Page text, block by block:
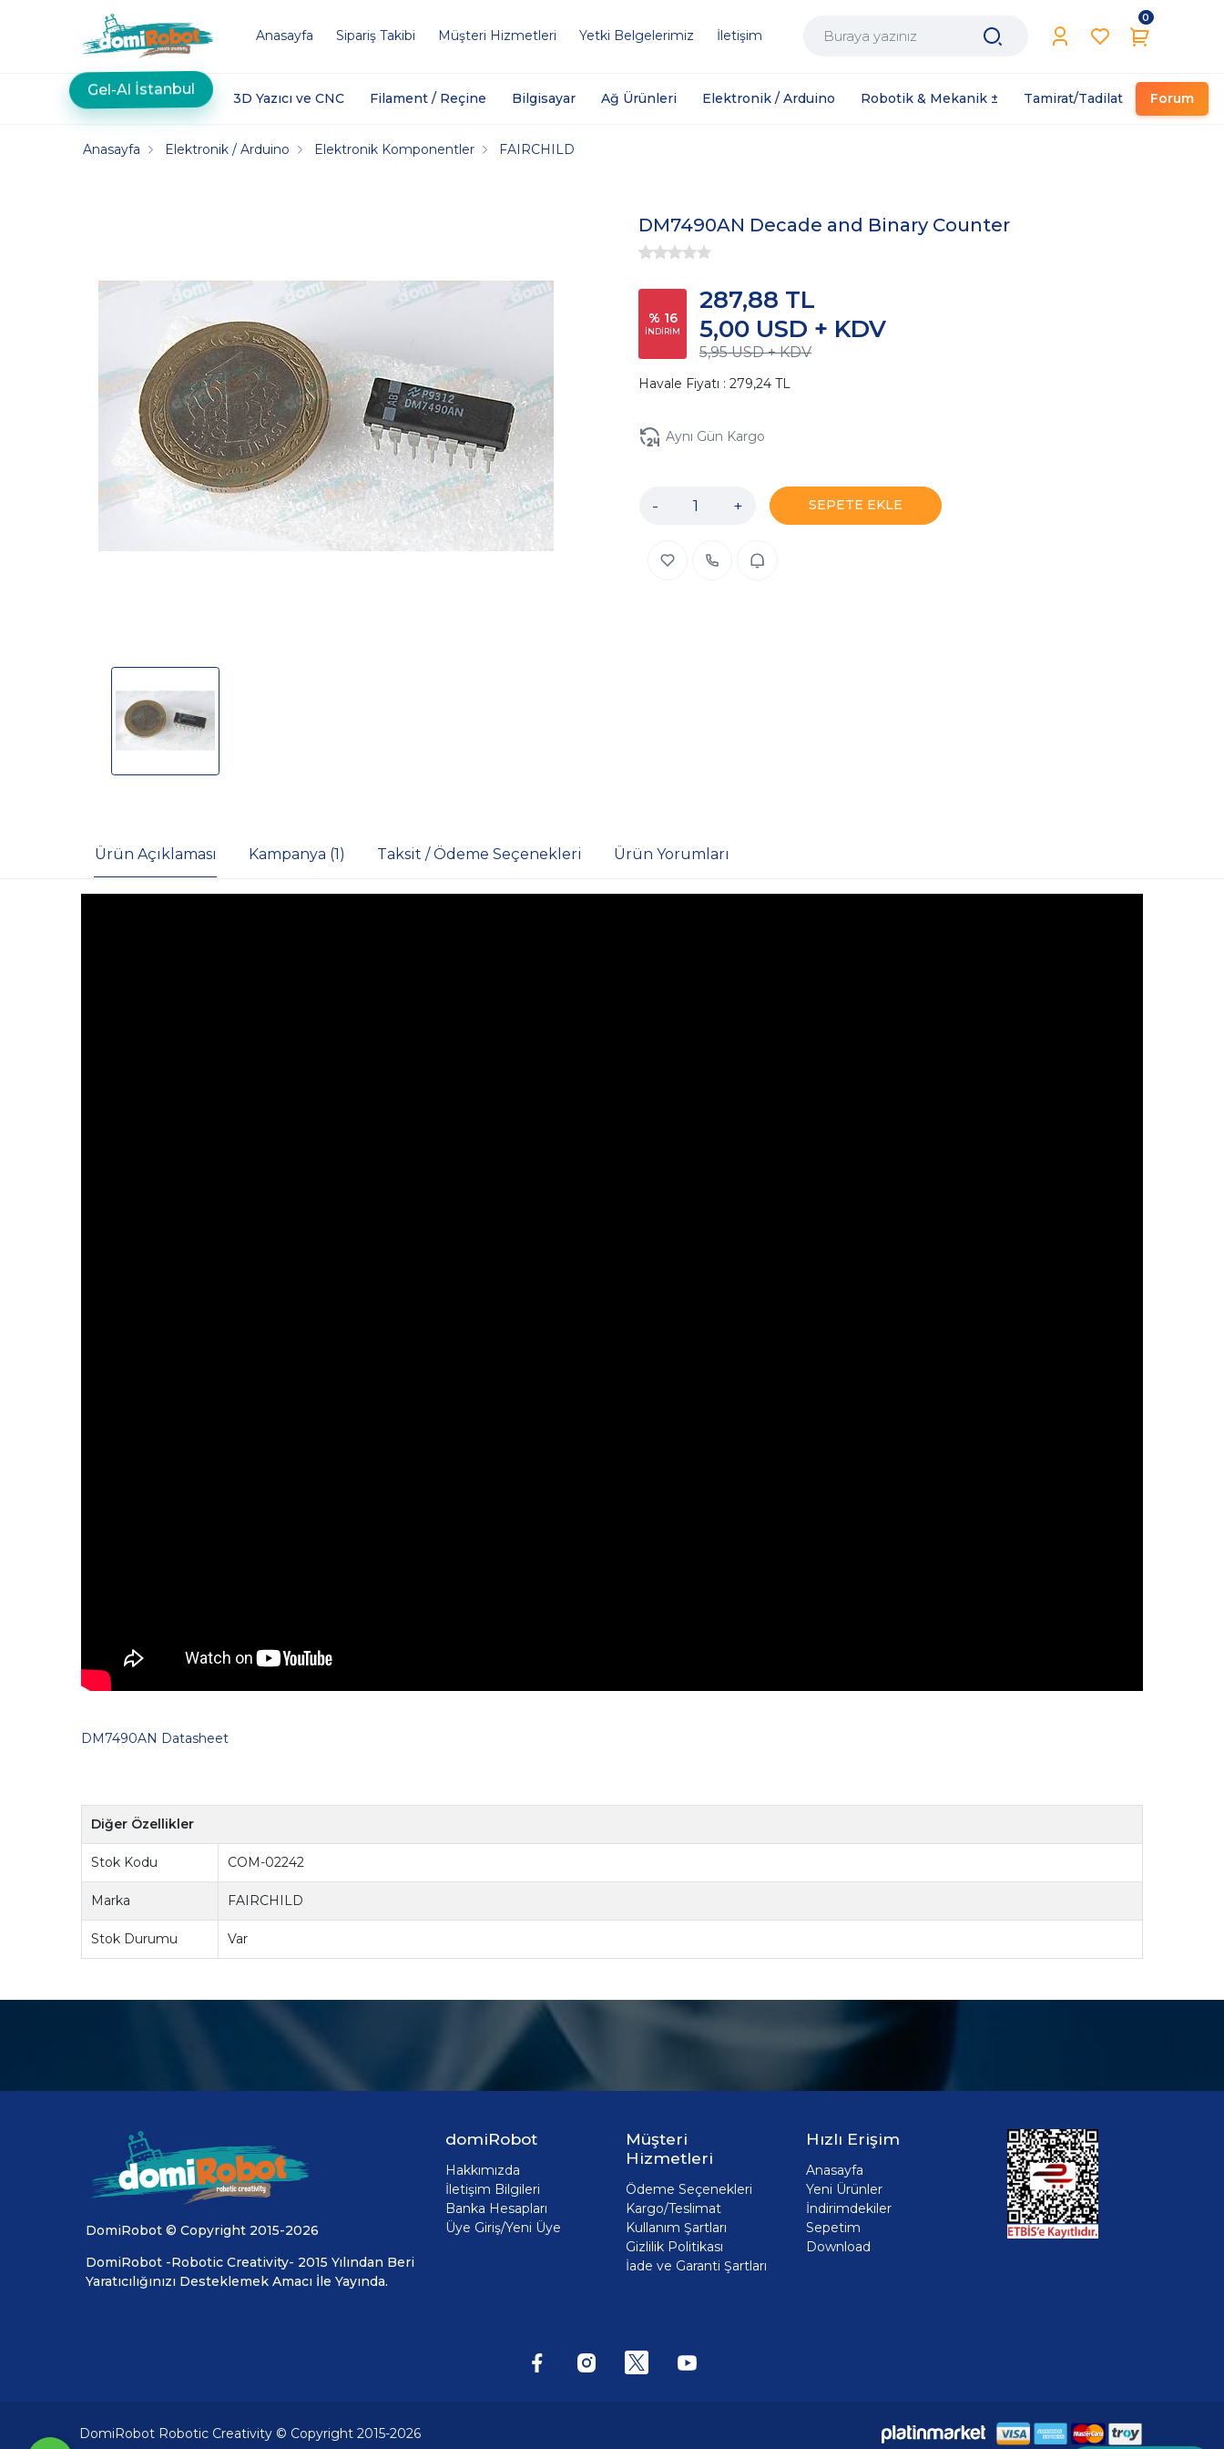
Anasayfa Sipariş Takibi Müşteri Hizmetleri Yetki Belgelerimiz İletişim
0
Gel-Al İstanbul 3D Yazıcı ve CNC Filament / Reçine Bilgisayar Ağ Ürünleri Elektronik / Arduino Robotik & Mekanik ± Tamirat/Tadilat Forum
Anasayfa Elektronik / Arduino Elektronik Komponentler FAIRCHILD
DM7490AN Decade and Binary Counter
% 16
İNDİRİM
5,95 USD + KDV
5,00 USD + KDV
287,88 TL
Havale Fiyatı : 279,24 TL
Aynı Gün Kargo
- + SEPETE EKLE
Ürün Açıklaması Kampanya (1) Taksit / Ödeme Seçenekleri Ürün Yorumları
DM7490AN Datasheet
Diğer Özellikler
Stok Kodu COM-02242
Marka FAIRCHILD
Stok Durumu Var
DomiRobot © Copyright 2015-2026
DomiRobot -Robotic Creativity- 2015 Yılından Beri
Yaratıcılığınızı Desteklemek Amacı İle Yayında.
domiRobot
Hakkımızda
İletişim Bilgileri
Banka Hesapları
Üye Giriş/Yeni Üye
Müşteri
Hizmetleri
Ödeme Seçenekleri
Kargo/Teslimat
Kullanım Şartları
Gizlilik Politikası
İade ve Garanti Şartları
Hızlı Erişim
Anasayfa
Yeni Ürünler
İndirimdekiler
Sepetim
Download
DomiRobot Robotic Creativity © Copyright 2015-2026